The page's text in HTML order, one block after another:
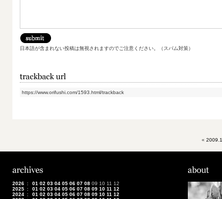
日本語が含まれない投稿は無視されますのでご注意ください。（スパム対策）
https://www.orifushi.com/1593.html/trackback
«
2026 : 01 02 03 04 05 06 07 08 09 10 11 12
2025 : 01 02 03 04 05 06 07 08 09 10 11 12
2024 : 01 02 03 04 05 06 07 08 09 10 11 12